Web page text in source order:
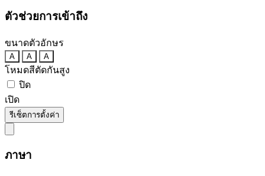
ตัวช่วยการเข้าถึง
ขนาดตัวอักษร
A A A
โหมดสีตัดกันสูง
ปิด
เปิด
รีเซ็ตการตั้งค่า
ภาษา